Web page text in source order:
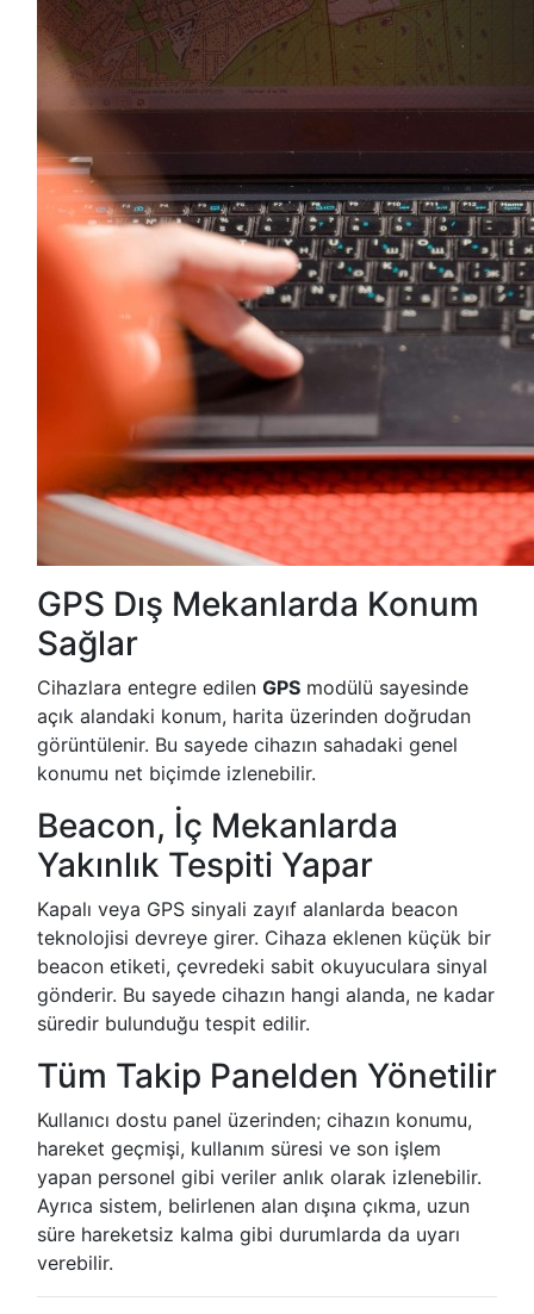
GPS Dış Mekanlarda Konum
Sağlar
Cihazlara entegre edilen GPS modülü sayesinde
açık alandaki konum, harita üzerinden doğrudan
görüntülenir. Bu sayede cihazın sahadaki genel
konumu net biçimde izlenebilir.
Beacon, İç Mekanlarda
Yakınlık Tespiti Yapar
Kapalı veya GPS sinyali zayıf alanlarda beacon
teknolojisi devreye girer. Cihaza eklenen küçük bir
beacon etiketi, çevredeki sabit okuyuculara sinyal
gönderir. Bu sayede cihazın hangi alanda, ne kadar
süredir bulunduğu tespit edilir.
Tüm Takip Panelden Yönetilir
Kullanıcı dostu panel üzerinden; cihazın konumu,
hareket geçmişi, kullanım süresi ve son işlem
yapan personel gibi veriler anlık olarak izlenebilir.
Ayrıca sistem, belirlenen alan dışına çıkma, uzun
süre hareketsiz kalma gibi durumlarda da uyarı
verebilir.